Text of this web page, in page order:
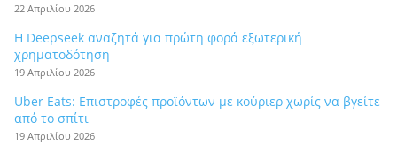
22 Απριλίου 2026
Η Deepseek αναζητά για πρώτη φορά εξωτερική
χρηματοδότηση
19 Απριλίου 2026
Uber Eats: Επιστροφές προϊόντων με κούριερ χωρίς να βγείτε
από το σπίτι
19 Απριλίου 2026